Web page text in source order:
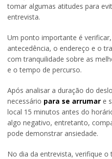
tomar algumas atitudes para
entrevista.
Um ponto importante é
antecedência, o endereço e o
com tranquilidade sobre as
e o tempo de percurso.
Após analisar a duração do
necessário para se arrumar e
local 15 minutos antes do
algo negativo, entretanto,
pode demonstrar ansiedade.
No dia da entrevista, verifique